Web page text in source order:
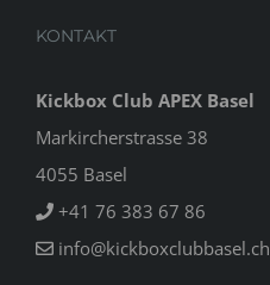
KONTAKT
Kickbox Club APEX Basel
Markircherstrasse 38
4055 Basel
+41 76 383 67 86
info@kickboxclubbasel.ch